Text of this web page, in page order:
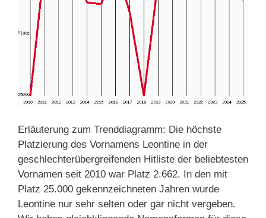
Erläuterung zum Trenddiagramm: Die höchste
Platzierung des Vornamens Leontine in der
geschlechterübergreifenden Hitliste der beliebtesten
Vornamen seit 2010 war Platz 2.662. In den mit
Platz 25.000 gekennzeichneten Jahren wurde
Leontine nur sehr selten oder gar nicht vergeben.